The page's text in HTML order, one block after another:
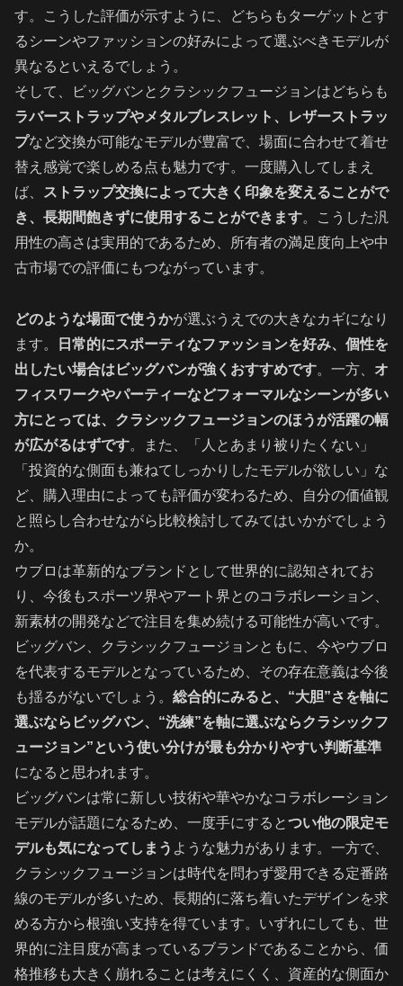
す。こうした評価が示すように、どちらもターゲットとす
るシーンやファッションの好みによって選ぶべきモデルが
異なるといえるでしょう。
そして、ビッグバンとクラシックフュージョンはどちらも
ラバーストラップやメタルブレスレット、レザーストラッ
プなど交換が可能なモデルが豊富で、場面に合わせて着せ
替え感覚で楽しめる点も魅力です。一度購入してしまえ
ば、
ストラップ交換によって大きく印象を変えることがで
き、長期間飽きずに使用することができます。こうした汎
用性の高さは実用的であるため、所有者の満足度向上や中
古市場での評価にもつながっています。
どのような場面で使うかが選ぶうえでの大きなカギになり
ます。
日常的にスポーティなファッションを好み、個性を
出したい場合はビッグバンが強くおすすめです。一方、 オ
フィスワークやパーティーなどフォーマルなシーンが多い
方にとっては、クラシックフュージョンのほうが活躍の幅
が広がるはずです。また、「人とあまり被りたくない」
「投資的な側面も兼ねてしっかりしたモデルが欲しい」な
ど、購入理由によっても評価が変わるため、自分の価値観
と照らし合わせながら比較検討してみてはいかがでしょう
か。
ウブロは革新的なブランドとして世界的に認知されてお
り、今後もスポーツ界やアート界とのコラボレーション、
新素材の開発などで注目を集め続ける可能性が高いです。
ビッグバン、クラシックフュージョンともに、今やウブロ
を代表するモデルとなっているため、その存在意義は今後
も揺るがないでしょう。 総合的にみると、“大胆”さを軸に
選ぶならビッグバン、“洗練”を軸に選ぶならクラシックフ
ュージョン”という使い分けが最も分かりやすい判断基準
になると思われます。
ビッグバンは常に新しい技術や華やかなコラボレーション
モデルが話題になるため、一度手にするとつい他の限定モ
デルも気になってしまう ような魅力があります。一方で、
クラシックフュージョンは時代を問わず愛用できる定番路
線のモデルが多いため、長期的に落ち着いたデザインを求
める方から根強い支持を得ています。いずれにしても、世
界的に注目度が高まっているブランドであることから、価
格推移も大きく崩れることは考えにくく、資産的な側面か